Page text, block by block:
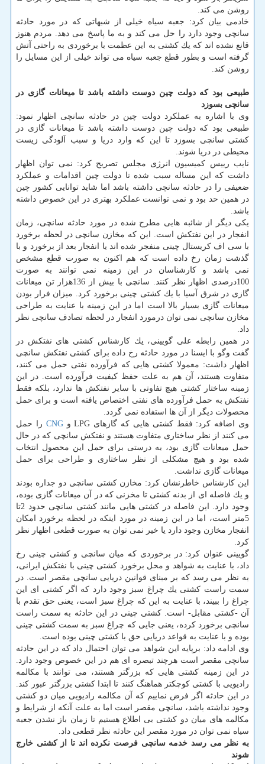
روشن می كند.
خادمی بیان كرد: جعبه سیاه خیلی از شبهاتی كه در مورد حادثه
سانچی وجود دارد را حل می كند و به ما پاسخ می دهد. مردم هنوز
قانع نشده اند كه یك كشتی به این عظمت با برخوردی به راحتی آتش
گرفته است و بطور قطع جعبه سیاه می تواند خیلی از این مسایل را
روشن كند.
طبیعی بود كه دولت چین دوست داشته باشد تا میعانات گازی در
سانچی بسوزد
وی با اشاره به عملكرد دولت چین در حادثه سانچی اظهار نمود:
طبیعی بود كه دولت چین دوست داشته باشد تا میعانات گازی در
كشتی سانچی بسوزد تا این كه وارد دریا و سبب آلودگی زیست
محیطی در دریا شوند.
نایب رییس كمیسیون انرژی مجلس تصریح كرد: نمی توان اظهار
داشت كه این مساله سبب شده تا دولت چین اقدامات و عملكرد
ضعیفی را در حادثه سانچی داشته باشد اما شاید توانایی كشور چین
در همین حد بود و نمی توانست عملكرد بهتری در این خصوص داشته
باشد.
یكی دیگر از شائبه هایی مطرح شده در مورد حادثه سانچی، زمان
انفجار در این نفتكش است. این كه مخازن سانچی در لحظه برخورد
با سی اف كریستال چینی منفجر شده اند یا انفجار بعد از برخورد و با
گذشت زمان رخ داده است كه هم اكنون به صورت قطع مشخص
نمی باشد و كارشناسان در این زمینه نمی توانند به صورت
100درصدی اظهار نظر كنند. سانچی با بیش از 136هزار تن میعانات
گازی در شرق آسیا با یك كشتی چینی برخورد كرد. میزان فرار بودن
میعانات گازی بسیار بالا است اما در این زمینه با عنایت به طراحی
مخازن سانچی نمی توان درمورد انفجار در لحظه تصادف سانچی نظر
داد.
در همین رابطه علی گویینی، یك كارشناس كشتی های نفتكش در
گفت وگو با ایسنا در مورد حادثه رخ داده برای كشتی نفتكش سانچی
اظهار داشت: معمولا كشتی هایی كه فرآورده نفتی حمل می كنند،
متفاوت هستند، آن هم به علت حفظ كیفیت فرآورده است. در این
زمینه ساختار كشتی هیچ تفاوتی با سایر نفتكش ها ندارد، بلكه فقط
نفتكش به حمل فرآورده های نفتی اختصاص یافته است و برای حمل
محصولات دیگر از آن ها استفاده نمی گردد.
وی اضافه كرد: فقط كشتی هایی كه گازهای LPG و
CNG را حمل
می كنند از نظر ساختاری متفاوت هستند و نفتكش سانچی كه در حال
حمل میعانات گازی بود، به درستی برای حمل این محصول انتخاب
شده بود و هیچ مشكلی از نظر ساختاری و طراحی برای حمل
میعانات گازی نداشت.
این كارشناس خاطرنشان كرد: مخازن كشتی سانچی دو جداره بودند
و یك فاصله ای از بدنه كشتی تا مخزنی كه در آن میعانات گازی بوده،
وجود دارد. این فاصله در كشتی هایی مانند كشتی سانچی حدود 2تا
5متر است، اما در این زمینه در مورد اینكه در لحظه برخورد امكان
انفجار مخازن وجود دارد یا خیر نمی توان به صورت قطعی اظهار نظر
كرد.
گویینی عنوان كرد: در برخوردی كه میان سانچی و كشتی چینی رخ
داد، با عنایت به شواهد و محل برخورد كشتی چینی با نفتكش ایرانی،
به نظر می رسد كه بر مبنای قوانین دریایی سانچی مقصر است. در
سمت راست كشتی یك چراغ سبز وجود دارد كه اگر كشتی ای این
چراغ را ببیند، با عنایت به این كه چراغ سبز است، یعنی حق تقدم با
آن -كشتی مقابل- است. كشتی چینی در این حادثه به سمت راست
سانچی برخورد كرده، یعنی جایی كه چراغ سبز به سمت كشتی چینی
بوده و با عنایت به قواعد دریایی حق با كشتی چینی بوده است.
وی ادامه داد: برپایه این شواهد می توان احتمال داد كه در این حادثه
سانچی مقصر است هرچند تبصره ای هم در این خصوص وجود دارد.
در این زمینه كشتی هایی كه بزرگتر هستند، می توانند با مكالمه
رادیویی با كشتی كوچكتر هماهنگ كنند تا ابتدا كشتی بزرگتر عبور كند.
در این حادثه اگر فرض نماییم كه آن مكالمه رادیویی میان دو كشتی
وجود نداشته باشد، سانچی مقصر است اما به علت آنكه از شرایط و
مكالمه های میان دو كشتی بی اطلاع هستیم تا زمان باز نشدن جعبه
سیاه نمی توان در مورد مقصر این حادثه نظر قطعی داد.
به نظر می رسد خدمه سانچی فرصت نكرده اند تا از كشتی خارج
شوند